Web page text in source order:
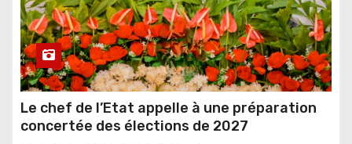
Le chef de l’Etat appelle à une préparation
concertée des élections de 2027